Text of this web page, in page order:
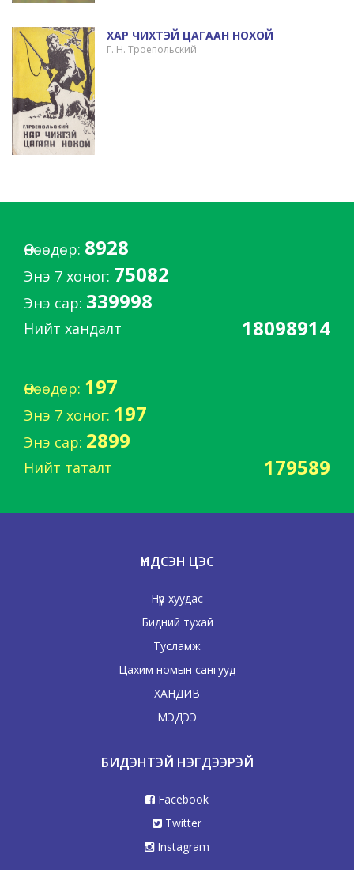
ХАР ЧИХТЭЙ ЦАГААН НОХОЙ
Г. Н. Троепольский
Өнөөдөр: 8928
Энэ 7 хоног: 75082
Энэ сар: 339998
Нийт хандалт 18098914
Өнөөдөр: 197
Энэ 7 хоног: 197
Энэ сар: 2899
Нийт таталт 179589
ҮНДСЭН ЦЭС
Нүүр хуудас
Бидний тухай
Тусламж
Цахим номын сангууд
ХАНДИВ
МЭДЭЭ
БИДЭНТЭЙ НЭГДЭЭРЭЙ
Facebook
Twitter
Instagram